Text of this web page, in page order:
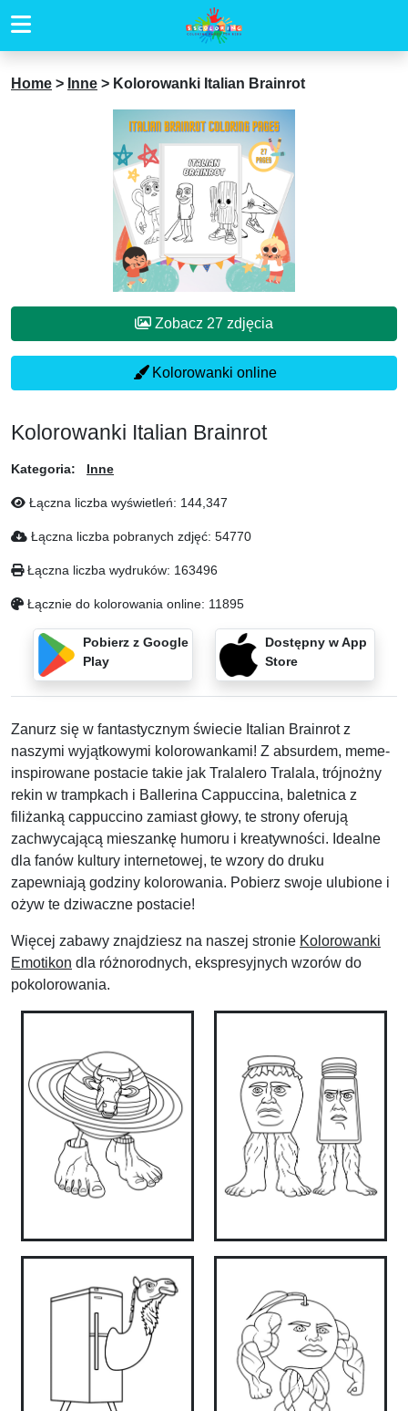
Home > Inne > Kolorowanki Italian Brainrot
Zobacz 27 zdjęcia
Kolorowanki online
Kolorowanki Italian Brainrot
Kategoria: Inne
Łączna liczba wyświetleń: 144,347
Łączna liczba pobranych zdjęć: 54770
Łączna liczba wydruków: 163496
Łącznie do kolorowania online: 11895
Pobierz z Google
Play
Dostępny w App
Store
Zanurz się w fantastycznym świecie Italian Brainrot z
naszymi wyjątkowymi kolorowankami! Z absurdem, meme-
inspirowane postacie takie jak Tralalero Tralala, trójnożny
rekin w trampkach i Ballerina Cappuccina, baletnica z
filiżanką cappuccino zamiast głowy, te strony oferują
zachwycającą mieszankę humoru i kreatywności. Idealne
dla fanów kultury internetowej, te wzory do druku
zapewniają godziny kolorowania. Pobierz swoje ulubione i
ożyw te dziwaczne postacie!
Więcej zabawy znajdziesz na naszej stronie Kolorowanki
Emotikon dla różnorodnych, ekspresyjnych wzorów do
pokolorowania.